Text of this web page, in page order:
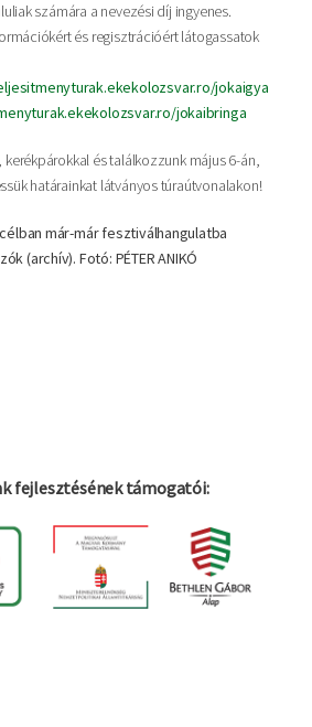
számára a nevezési díj ingyenes.
és regisztrációért látogassatok
jokaigya
jokaibringa
kerékpárokkal és találkozzunk május 6-án,
határainkat látványos túraútvonalakon!
már-már fesztiválhangulatba
(archív). Fotó: PÉTER ANIKÓ
fejlesztésének támogatói: